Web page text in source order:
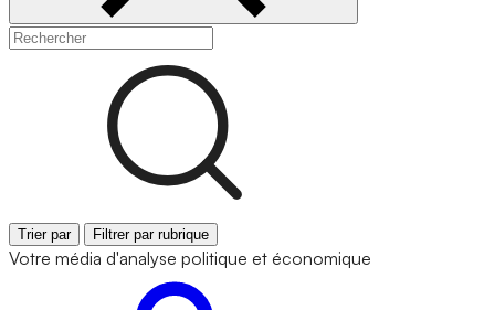
Trier par Filtrer par rubrique
Votre média d'analyse politique et économique